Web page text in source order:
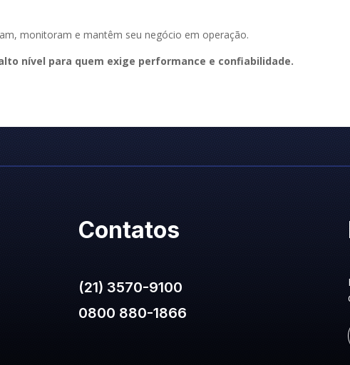
monitoram e mantêm seu negócio em operação.
nível para quem exige performance e confiabilidade.
Contatos
(21) 3570-9100
0800 880-1866